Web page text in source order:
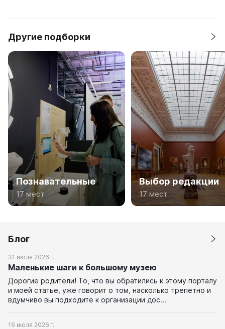
Другие подборки
Познавательные
17 мест
Выбор редакции
17 мест
Блог
31 июля 2026 г.
Маленькие шаги к большому музею
Дорогие родители! То, что вы обратились к этому порталу
и моей статье, уже говорит о том, насколько трепетно и
вдумчиво вы подходите к организации дос...
16 июля 2026 г.